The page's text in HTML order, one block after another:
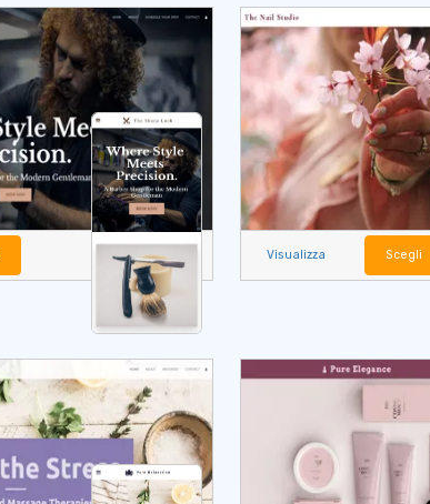
Visualizza Scegli